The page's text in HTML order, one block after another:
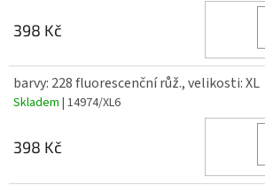
398 Kč
barvy: 228 fluorescenční růž., velikosti: XL
Skladem | 14974/XL6
398 Kč